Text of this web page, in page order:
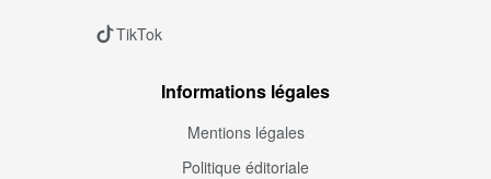
TikTok
Informations légales
Mentions légales
Politique éditoriale